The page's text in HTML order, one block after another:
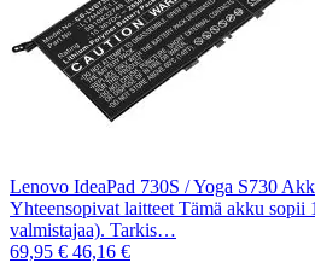
Lenovo IdeaPad 730S / Yoga S730
Yhteensopivat laitteet Tämä akku sopii
valmistajaa). Tarkis…
69,95 € 46,16 €